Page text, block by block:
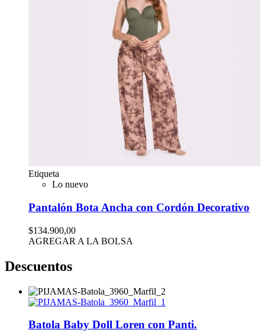
Etiqueta
Lo nuevo
Pantalón Bota Ancha con Cordón Decorativo
$134.900,00
AGREGAR A LA BOLSA
Descuentos
Batola Baby Doll Loren con Panti.